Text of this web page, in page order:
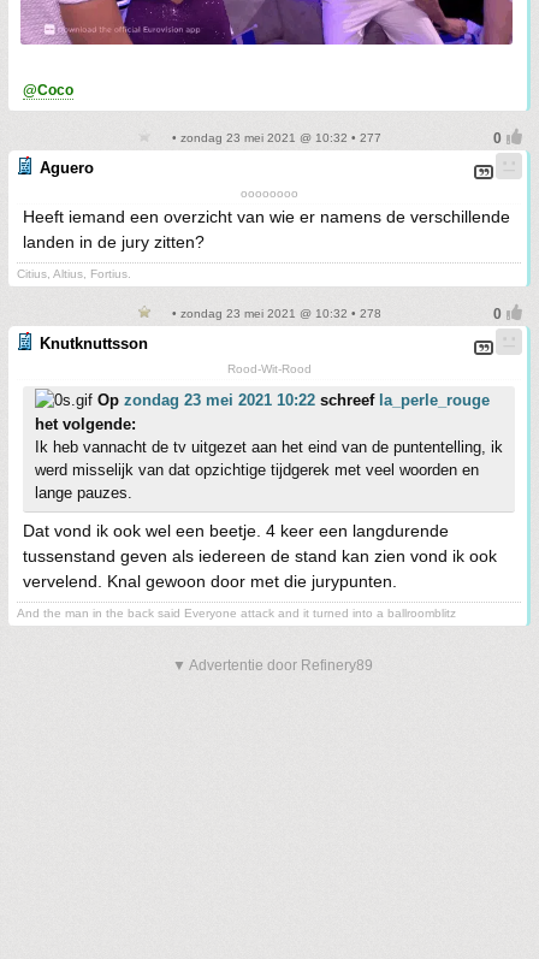
@Coco
• zondag 23 mei 2021 @ 10:32 • 277
Aguero
oooooooo
Heeft iemand een overzicht van wie er namens de verschillende
landen in de jury zitten?
Citius, Altius, Fortius.
• zondag 23 mei 2021 @ 10:32 • 278
Knutknuttsson
Rood-Wit-Rood
Op zondag 23 mei 2021 10:22 schreef la_perle_rouge
het volgende:
Ik heb vannacht de tv uitgezet aan het eind van de puntentelling, ik
werd misselijk van dat opzichtige tijdgerek met veel woorden en
lange pauzes.
Dat vond ik ook wel een beetje. 4 keer een langdurende
tussenstand geven als iedereen de stand kan zien vond ik ook
vervelend. Knal gewoon door met die jurypunten.
And the man in the back said Everyone attack and it turned into a ballroomblitz
▼ Advertentie door Refinery89